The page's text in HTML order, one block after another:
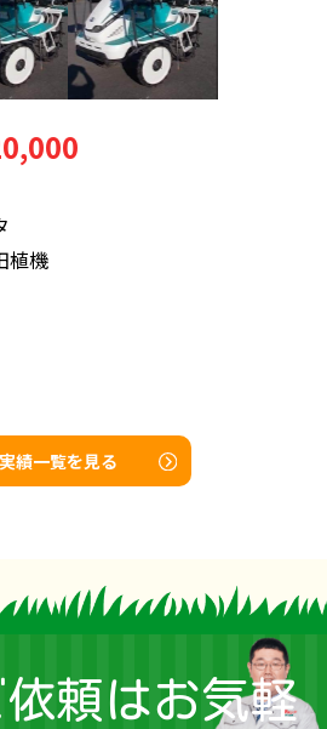
植機
績一覧を見る
頼はお気軽